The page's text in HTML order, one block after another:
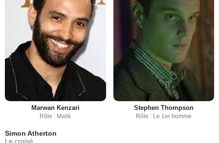
Marwan Kenzari
Rôle : Malik
Stephen Thompson
Rôle : Le 1er homme
Simon Atherton
Le croisé